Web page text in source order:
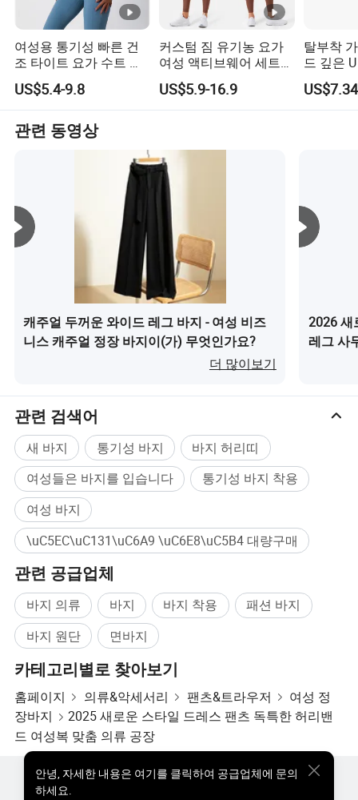
여성용 통기성 빠른 건
조 타이트 요가 수트 주
머니 패션 피트니스 러
닝 수트 누드 체육관 스
포츠웨어
US$5.4-9.8
커스텀 짐 유기농 요가
여성 액티브웨어 세트
운동복 피트니스 의류
스포츠웨어
US$5.9-16.9
탈부착
드 깊은
어깨 끈
요가 탑
관련 동영상
캐주얼 두꺼운 와이드 레그 바지 - 여성 비즈
니스 캐주얼 정장 바지이(가) 무엇인가요?
더 많이보기
2026 새
레그 사
관련 검색어
새 바지 통기성 바지
바지 허리띠
여성들은 바지를 입습니다
통기성 바지 착용
여성 바지
\uC5EC\uC131\uC6A9 \uC6E8\uC5B4 대량구매
관련 공급업체
바지 의류 바지 바지 착용
패션 바지
바지 원단
면바지
카테고리별로 찾아보기
홈페이지 의류&악세서리 팬츠&트라우저
여성 정
장바지
2025 새로운 스타일 드레스 팬츠 독특한 허리밴
드 여성복 맞춤 의류 공장
안녕, 자세한 내용은 여기를 클릭하여 공급업체에 문의
하세요.
핫한 제품 핫 제품 가격 도매 핫 제품
스타 바이어